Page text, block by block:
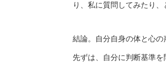
り、私に質問してみたり、
結論。自分自身の体と心の
先ずは、自分に判断基準を